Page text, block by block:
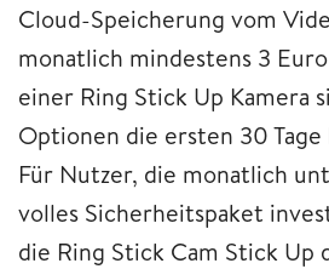
Cloud-Speicherung vom
monatlich mindestens 3
einer Ring Stick Up Kamera
Optionen die ersten 30
Für Nutzer, die monatlich
volles Sicherheitspaket
die Ring Stick Cam Stick Up